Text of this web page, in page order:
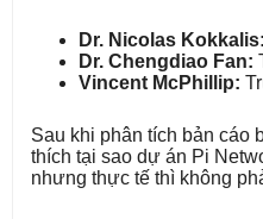
Dr. Nicolas Kokkalis:
Dr. Chengdiao Fan:
Vincent McPhillip:
Sau khi phân tích bản cáo
thích tại sao dự án Pi
nhưng thực tế thì không